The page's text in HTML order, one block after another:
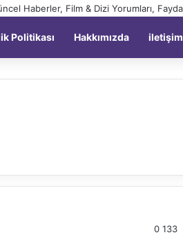
Politikası Hakkımızda iletişim
0133